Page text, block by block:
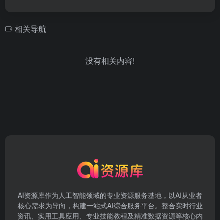
相关导航
没有相关内容!
AI资源库作为人工智能领域的专业资源服务基地，以AI从业者
核心需求为导向，构建一站式AI综合服务平台。整合实时行业
资讯、实用工具应用、专业技能教程及精准数据资源等核心内